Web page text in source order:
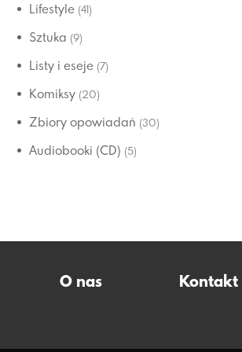
Lifestyle (41)
Sztuka (9)
Listy i eseje (7)
Komiksy (20)
Zbiory opowiadań (30)
Audiobooki (CD) (5)
O nas Kontakt